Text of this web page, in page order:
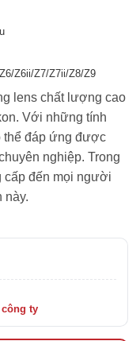
Z6ii/Z7/Z7ii/Z8/Z9
lens chất lượng cao
Với những tính
thể đáp ứng được
nghiệp. Trong
cấp đến mọi người
này.